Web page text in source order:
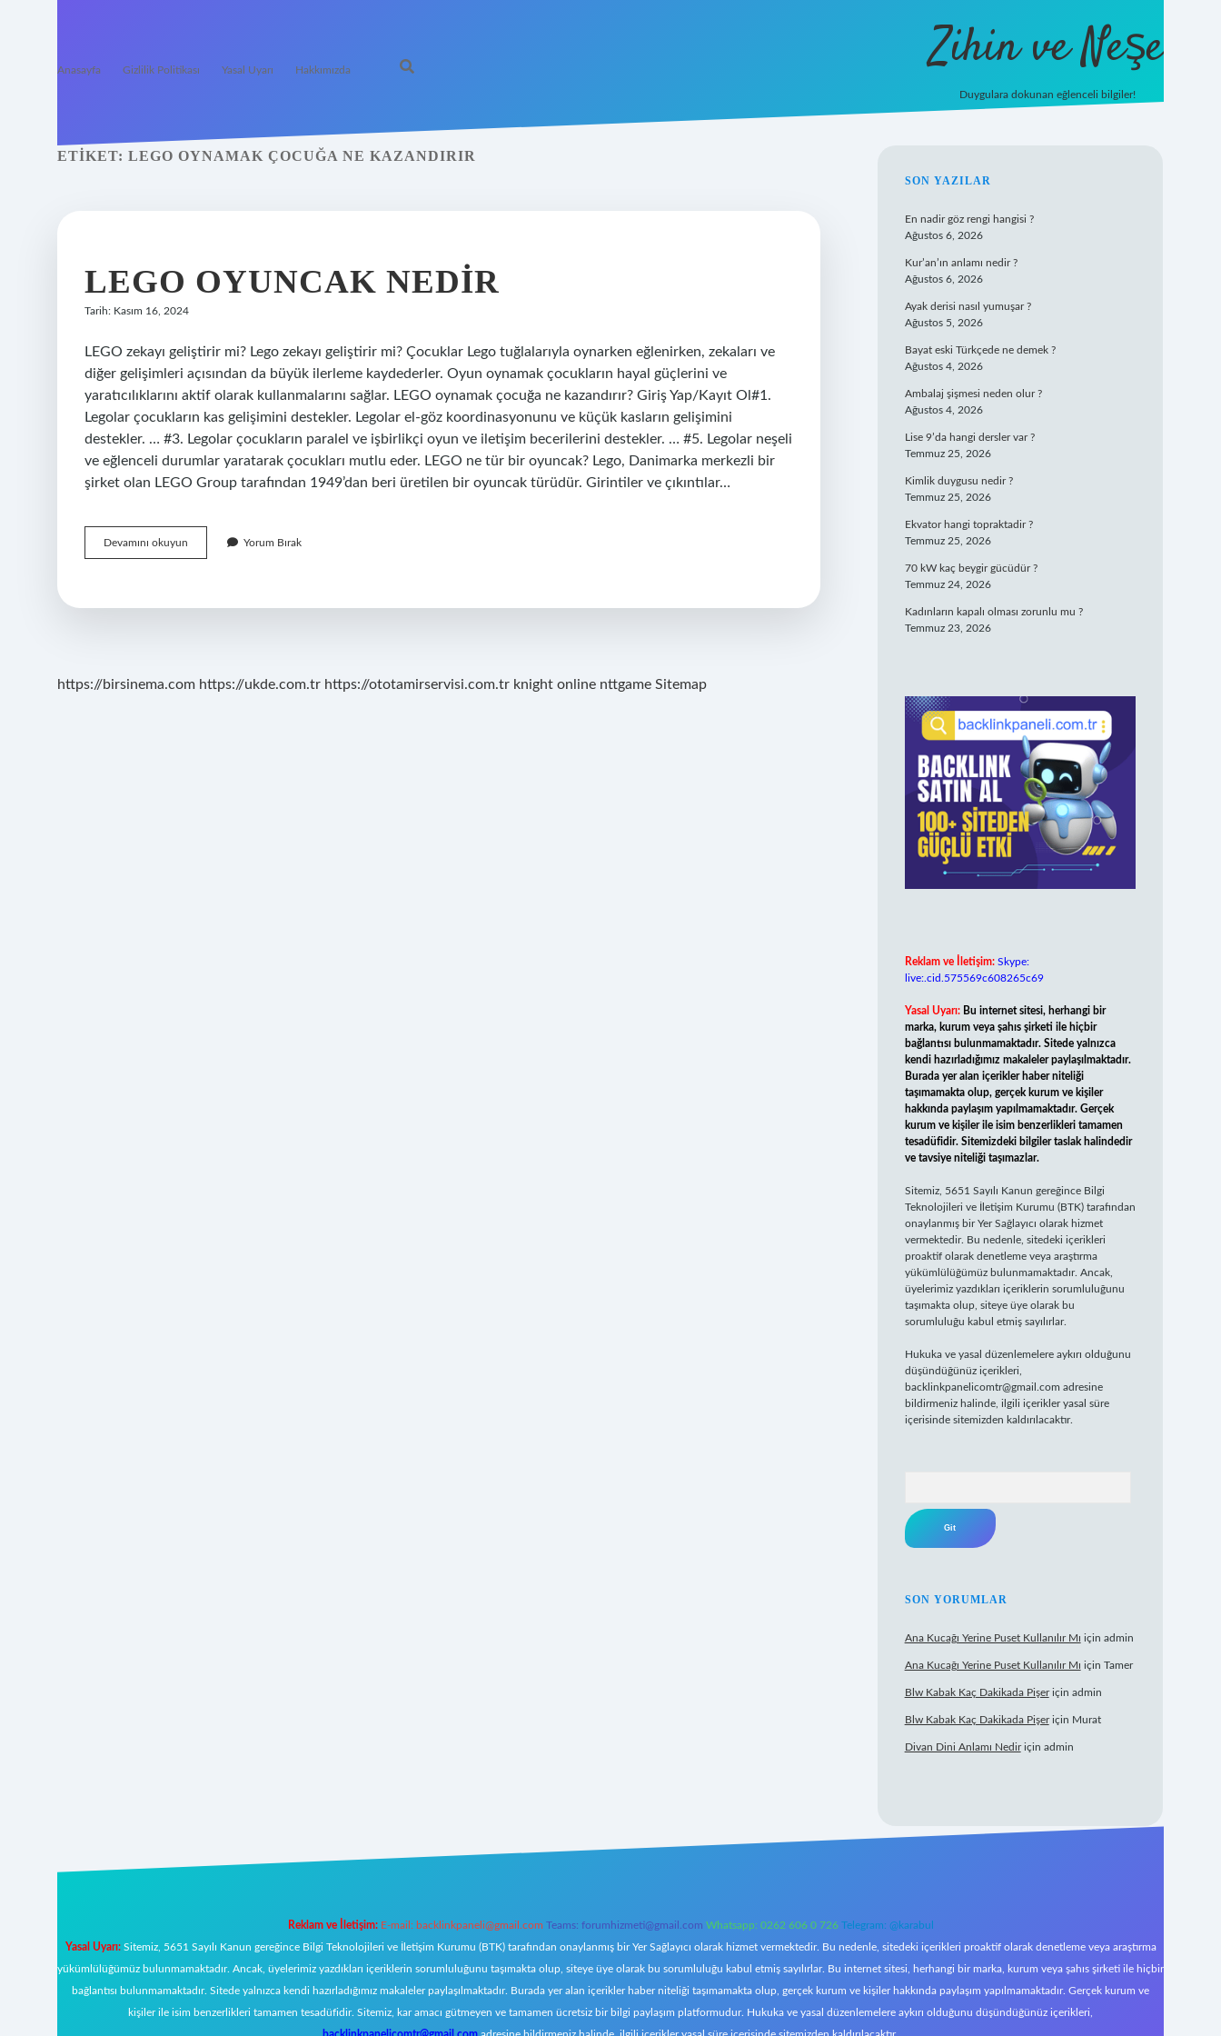
Anasayfa Gizlilik Politikası Yasal Uyarı Hakkımızda Zihin ve Neşe
Duygulara dokunan eğlenceli bilgiler!
ETIKET: LEGO OYNAMAK ÇOCUĞA NE KAZANDIRIR
LEGO OYUNCAK NEDIR
Tarih: Kasım 16, 2024
LEGO zekayı geliştirir mi? Lego zekayı geliştirir mi? Çocuklar Lego tuğlalarıyla oynarken eğlenirken, zekaları ve
diğer gelişimleri açısından da büyük ilerleme kaydederler. Oyun oynamak çocukların hayal güçlerini ve
yaratıcılıklarını aktif olarak kullanmalarını sağlar. LEGO oynamak çocuğa ne kazandırır? Giriş Yap/Kayıt Ol#1.
Legolar çocukların kas gelişimini destekler. Legolar el-göz koordinasyonunu ve küçük kasların gelişimini
destekler. … #3. Legolar çocukların paralel ve işbirlikçi oyun ve iletişim becerilerini destekler. … #5. Legolar neşeli
ve eğlenceli durumlar yaratarak çocukları mutlu eder. LEGO ne tür bir oyuncak? Lego, Danimarka merkezli bir
şirket olan LEGO Group tarafından 1949’dan beri üretilen bir oyuncak türüdür. Girintiler ve çıkıntılar…
Devamını okuyun
Oyuncak
Yorum Bırak
https://birsinema.com https://ukde.com.tr https://ototamirservisi.com.tr knight online nttgame Sitemap
SIDEBAR
SON YAZILAR
En nadir göz rengi hangisi ?
Ağustos 6, 2026
Kur’an’ın anlamı nedir ?
Ağustos 6, 2026
Ayak derisi nasıl yumuşar ?
Ağustos 5, 2026
Bayat eski Türkçede ne demek ?
Ağustos 4, 2026
Ambalaj şişmesi neden olur ?
Ağustos 4, 2026
Lise 9’da hangi dersler var ?
Temmuz 25, 2026
Kimlik duygusu nedir ?
Temmuz 25, 2026
Ekvator hangi topraktadir ?
Temmuz 25, 2026
70 kW kaç beygir gücüdür ?
Temmuz 24, 2026
Kadınların kapalı olması zorunlu mu ?
Temmuz 23, 2026
Reklam ve İletişim: Skype:
live:.cid.575569c608265c69
Yasal Uyarı: Bu internet sitesi, herhangi bir
marka, kurum veya şahıs şirketi ile hiçbir
bağlantısı bulunmamaktadır. Sitede yalnızca
kendi hazırladığımız makaleler paylaşılmaktadır.
Burada yer alan içerikler haber niteliği
taşımamakta olup, gerçek kurum ve kişiler
hakkında paylaşım yapılmamaktadır. Gerçek
kurum ve kişiler ile isim benzerlikleri tamamen
tesadüfidir. Sitemizdeki bilgiler taslak halindedir
ve tavsiye niteliği taşımazlar.
Sitemiz, 5651 Sayılı Kanun gereğince Bilgi
Teknolojileri ve İletişim Kurumu (BTK) tarafından
onaylanmış bir Yer Sağlayıcı olarak hizmet
vermektedir. Bu nedenle, sitedeki içerikleri
proaktif olarak denetleme veya araştırma
yükümlülüğümüz bulunmamaktadır. Ancak,
üyelerimiz yazdıkları içeriklerin sorumluluğunu
taşımakta olup, siteye üye olarak bu
sorumluluğu kabul etmiş sayılırlar.
Hukuka ve yasal düzenlemelere aykırı olduğunu
düşündüğünüz içerikleri,
backlinkpanelicomtr@gmail.com adresine
bildirmeniz halinde, ilgili içerikler yasal süre
içerisinde sitemizden kaldırılacaktır.
SON YORUMLAR
Ana Kucağı Yerine Puset Kullanılır Mı için admin
Ana Kucağı Yerine Puset Kullanılır Mı için Tamer
Blw Kabak Kaç Dakikada Pişeriçin admin
Blw Kabak Kaç Dakikada Pişeriçin Murat
Divan Dini Anlamı Nediriçin admin
Reklam ve İletişim: E-mail: backlinkpaneli@gmail.com Teams: forumhizmeti@gmail.com Whatsapp: 0262 606 0 726 Telegram: @karabul
Yasal Uyarı:Sitemiz, 5651 Sayılı Kanun gereğince Bilgi Teknolojileri ve İletişim Kurumu (BTK) tarafından onaylanmış bir Yer Sağlayıcı olarak hizmet vermektedir. Bu nedenle, sitedeki içerikleri proaktif olarak denetleme veya araştırma
yükümlülüğümüz bulunmamaktadır. Ancak, üyelerimiz yazdıkları içeriklerin sorumluluğunu taşımakta olup, siteye üye olarak bu sorumluluğu kabul etmiş sayılırlar. Bu internet sitesi, herhangi bir marka, kurum veya şahıs şirketi ile hiçbir
bağlantısı bulunmamaktadır. Sitede yalnızca kendi hazırladığımız makaleler paylaşılmaktadır. Burada yer alan içerikler haber niteliği taşımamakta olup, gerçek kurum ve kişiler hakkında paylaşım yapılmamaktadır. Gerçek kurum ve
kişiler ile isim benzerlikleri tamamen tesadüfidir. Sitemiz, kar amacı gütmeyen ve tamamen ücretsiz bir bilgi paylaşım platformudur. Hukuka ve yasal düzenlemelere aykırı olduğunu düşündüğünüz içerikleri,